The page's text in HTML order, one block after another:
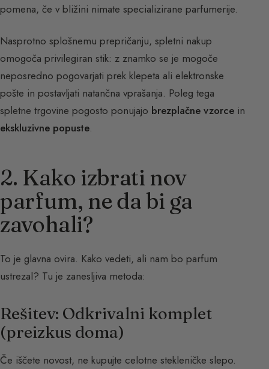
pomena, če v bližini nimate specializirane parfumerije.
Nasprotno splošnemu prepričanju, spletni nakup
omogoča privilegiran stik: z znamko se je mogoče
neposredno pogovarjati prek klepeta ali elektronske
pošte in postavljati natančna vprašanja. Poleg tega
spletne trgovine pogosto ponujajo brezplačne vzorce in
ekskluzivne popuste.
2. Kako izbrati nov
parfum, ne da bi ga
zavohali?
To je glavna ovira. Kako vedeti, ali nam bo parfum
ustrezal? Tu je zanesljiva metoda:
Rešitev: Odkrivalni komplet
(preizkus doma)
Če iščete novost, ne kupujte celotne stekleničke slepo.